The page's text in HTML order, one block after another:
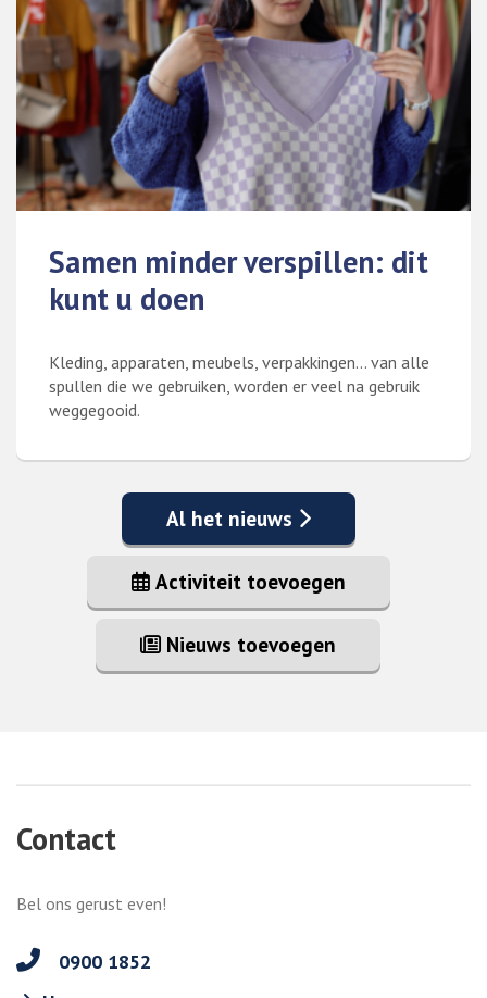
Samen minder verspillen: dit
kunt u doen
Kleding, apparaten, meubels, verpakkingen… van alle
spullen die we gebruiken, worden er veel na gebruik
weggegooid.
Al het nieuws
Activiteit toevoegen
Nieuws toevoegen
Contact
Bel ons gerust even!
0900 1852